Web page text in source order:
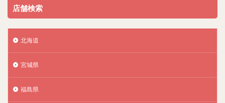
店舗検索
北海道
宮城県
福島県